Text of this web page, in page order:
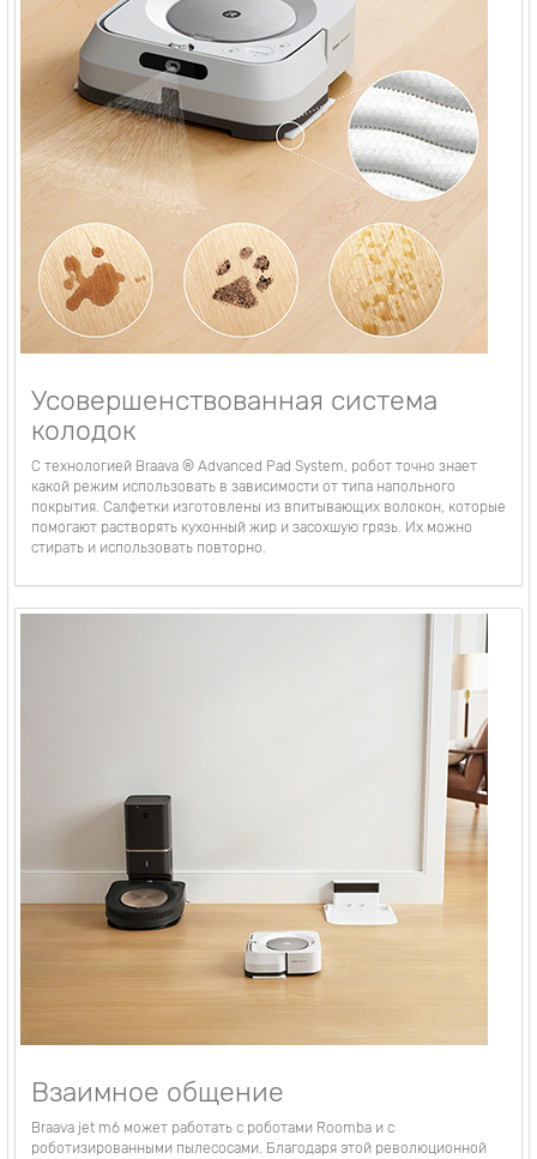
Усовершенствованная система
колодок
С технологией Braava ® Advanced Pad System, робот точно знает
какой режим использовать в зависимости от типа напольного
покрытия. Салфетки изготовлены из впитывающих волокон, которые
помогают растворять кухонный жир и засохшую грязь. Их можно
стирать и использовать повторно.
Взаимное общение
Braava jet m6 может работать с роботами Roomba и с
роботизированными пылесосами. Благодаря этой революционной